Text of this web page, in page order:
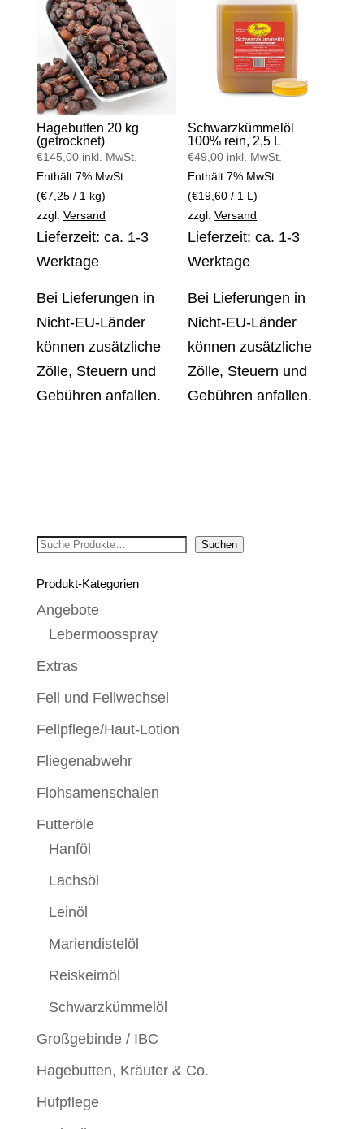
Hagebutten 20 kg
(getrocknet)
€145,00 inkl. MwSt.
Enthält 7% MwSt.
(€7,25/ 1 kg)
zzgl. Versand
Lieferzeit: ca. 1-3
Werktage
Bei Lieferungen in
Nicht-EU-Länder
können zusätzliche
Zölle, Steuern und
Gebühren anfallen.
Schwarzkümmelöl
100% rein, 2,5 L
€49,00 inkl. MwSt.
Enthält 7% MwSt.
(€19,60 / 1 L)
zzgl.Versand
Lieferzeit: ca. 1-3
Werktage
Bei Lieferungen in
Nicht-EU-Länder
können zusätzliche
Zölle, Steuern und
Gebühren anfallen.
Suchen Suchen
Produkt-Kategorien
Angebote
Lebermoosspray
Extras
Fell und Fellwechsel
Fellpflege/Haut-Lotion
Fliegenabwehr
Flohsamenschalen
Futteröle
Hanföl
Lachsöl
Leinöl
Mariendistelöl
Reiskeimöl
Schwarzkümmelöl
Großgebinde / IBC
Hagebutten, Kräuter & Co.
Hufpflege